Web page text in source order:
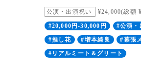
公演・出演祝い ¥24,000(総額
#20,000円-30,000円 #公演・
#推し花
#増本綺良 #幕張
#リアルミート＆グリート